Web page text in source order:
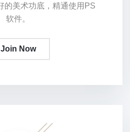
的美术功底，精通使用PS
软件。
Join Now